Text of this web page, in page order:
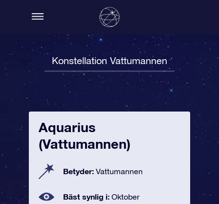
Konstellation Vattumannen
Aquarius
(Vattumannen)
Betyder: Vattumannen
Bäst synlig i: Oktober